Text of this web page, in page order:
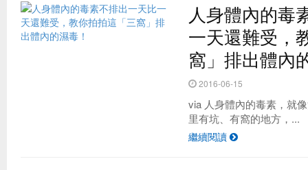
人身體內的毒
一天還難受，
窩」排出體內
2016-06-15
via 人身體內的毒素，就
里有坑、有窩的地方，...
繼續閱讀